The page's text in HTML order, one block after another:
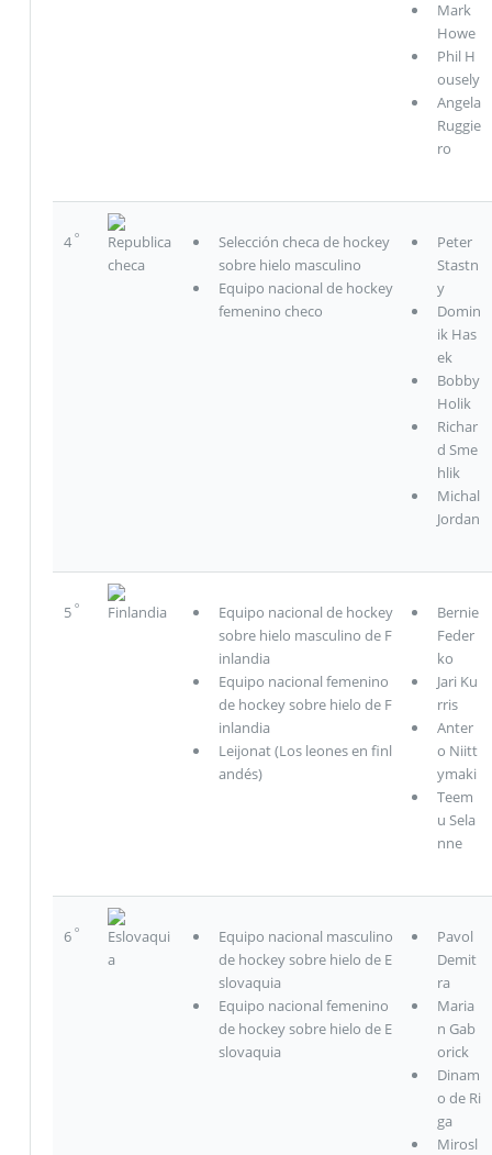
Mark
Howe
Phil H
ousely
Angela
Ruggie
ro
4 º
Republica
checa
Selección checa de hockey
sobre hielo masculino
Equipo nacional de hockey
femenino checo
Peter
Stastn
y
Domin
ik Has
ek
Bobby
Holik
Richar
d Sme
hlik
Michal
Jordan
5 º Finlandia
Equipo nacional de hockey
sobre hielo masculino de F
inlandia
Equipo nacional femenino
de hockey sobre hielo de F
inlandia
Leijonat (Los leones en finl
andés)
Bernie
Feder
ko
Jari Ku
rris
Anter
o Niitt
ymaki
Teem
u Sela
nne
6 º
Eslovaqui
a
Equipo nacional masculino
de hockey sobre hielo de E
slovaquia
Equipo nacional femenino
de hockey sobre hielo de E
slovaquia
Pavol
Demit
ra
Maria
n Gab
orick
Dinam
o de Ri
ga
Mirosl